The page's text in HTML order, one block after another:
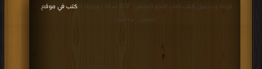
قراءة و تحميل كتاب كتاب النحو المصفى PDF مجانا | مكتبة > كتب في موقع
التحميل : مرة/مرات